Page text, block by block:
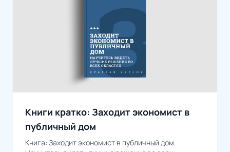
Книги кратко: Заходит экономист в
публичный дом
Книга: Заходит экономист в публичный дом.